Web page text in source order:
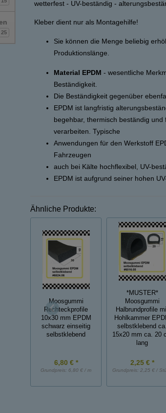
25
wetterfest - UV-beständig -
Kleber dient nur als Montagehilfe!
Sie können die Menge beliebig
Produktionslänge.
Material EPDM - wesentliche
Beständigkeit.
Die Beständigkeit gegenüber
EPDM ist langfristig
begehbar, thermisch beständig
verarbeiten. Typische
Anwendungen für den Werkstoff
Fahrzeugen
auch bei Kälte hochflexibel, UV-
EPDM ist aufgrund seiner hohen
Ähnliche Produkte:
Moosgummi
Rechteckprofile
10x30 mm EPDM
schwarz einseitig
selbstklebend
6,80 € *
Grundpreis: 6,80 € / m
*MUSTER*
Moosgummi
Halbrundprofile
Hohlkammer
selbstklebend ca.
15x20 mm ca. 20
lang
2,25 € *
Grundpreis: 2,25 € /